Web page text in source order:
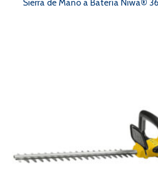
Sierra de Mano a Batería Niwa®